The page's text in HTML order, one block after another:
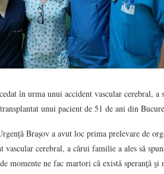
în urma unui accident vascular cerebral,
unui pacient de 51 de ani din
Brașov a avut loc prima prelevare de
vascular cerebral, a cărui familie a ales să
ne fac martori că există speranţă şi